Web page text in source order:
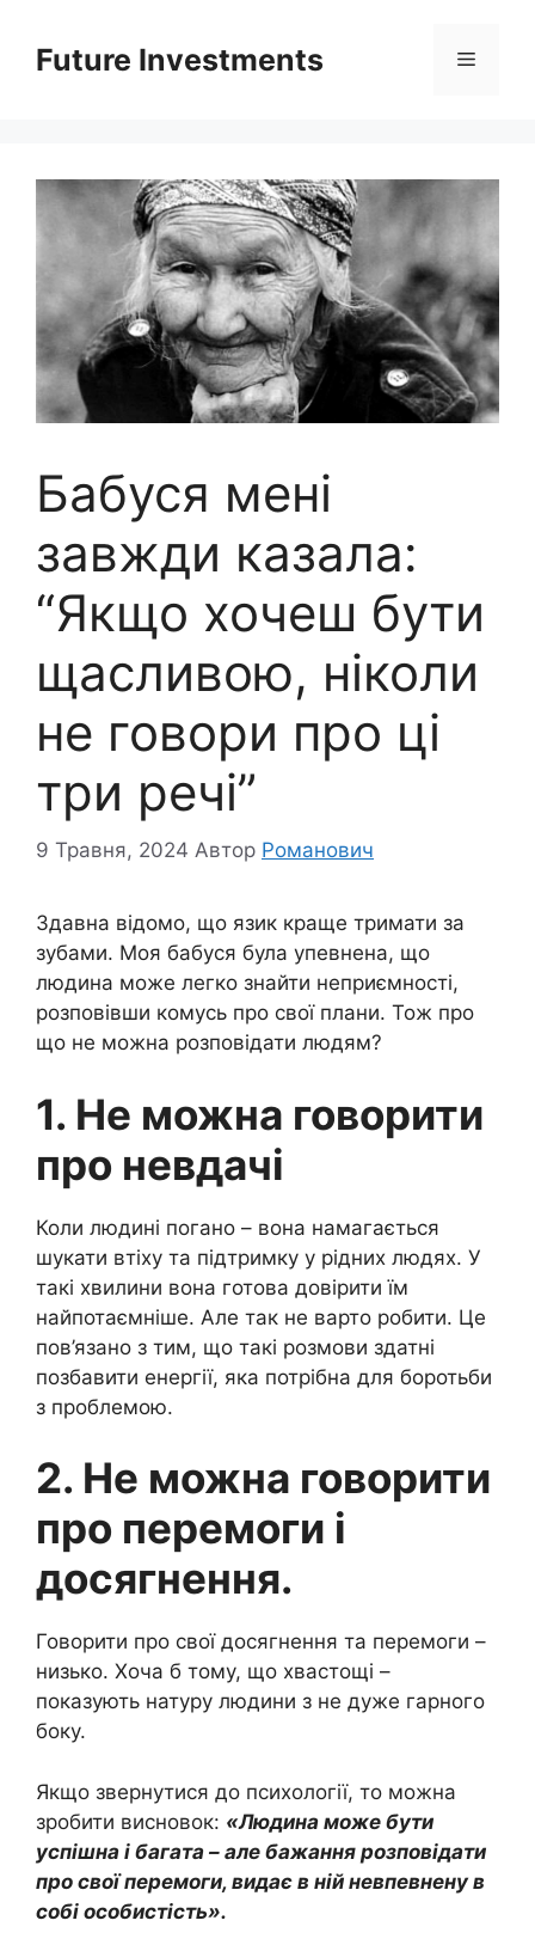
вмістуFuture Investments Меню
Бабуся мені
завжди казала:
“Якщо хочеш бути
щасливою, ніколи
не говори про ці
три речі”
9 Травня, 2024 Автор Романович
Здавна відомо, що язик краще тримати за
зубами. Моя бабуся була упевнена, що
людина може легко знайти неприємності,
розповівши комусь про свої плани. Тож про
що не можна розповідати людям?
1. Не можна говорити
про невдачі
Коли людині погано – вона намагається
шукати втіху та підтримку у рідних людях. У
такі хвилини вона готова довірити їм
найпотаємніше. Але так не варто робити. Це
пов’язано з тим, що такі розмови здатні
позбавити енергії, яка потрібна для боротьби
з проблемою.
2. Не можна говорити
про перемоги і
досягнення.
Говорити про свої досягнення та перемоги –
низько. Хоча б тому, що хвастощі –
показують натуру людини з не дуже гарного
боку.
Якщо звернутися до психології, то можна
зробити висновок: «Людина може бути
успішна і багата – але бажання розповідати
про свої перемоги, видає в ній невпевнену в
собі особистість».